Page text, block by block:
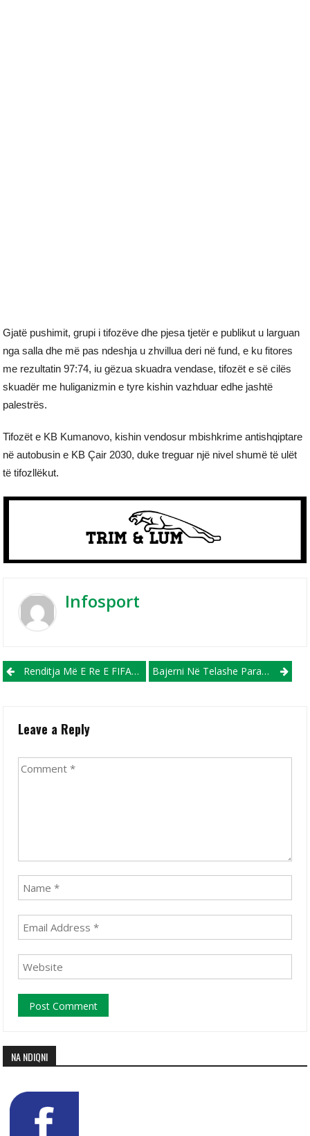
Gjatë pushimit, grupi i tifozëve dhe pjesa tjetër e publikut u larguan
nga salla dhe më pas ndeshja u zhvillua deri në fund, e ku fitores
me rezultatin 97:74, iu gëzua skuadra vendase, tifozët e së cilës
skuadër me huliganizmin e tyre kishin vazhduar edhe jashtë
palestrës.
Tifozët e KB Kumanovo, kishin vendosur mbishkrime antishqiptare
në autobusin e KB Çair 2030, duke treguar një nivel shumë të ulët
të tifozllëkut.
Infosport
Post navigation
Renditja Më E Re E FIFA-S: Ja Ku Ndodhen Shqipëria, Kosova Dhe Maqedonia Bajerni Në Telashe Para Sfidës Ndaj Interit Në “Champions”, Dëmtohet Musiala!
Leave a Reply
NA NDIQNI